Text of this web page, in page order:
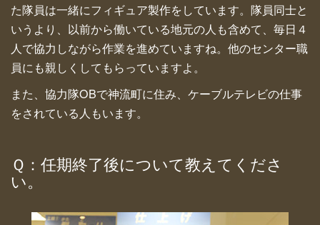
た隊員は一緒にフィギュア製作をしています。隊員同士と
いうより、以前から働いている地元の人も含めて、毎日４
人で協力しながら作業を進めていますね。他のセンター職
員にも親しくしてもらっていますよ。
また、協力隊OBで神流町に住み、ケーブルテレビの仕事
をされている人もいます。
Ｑ：任期終了後について教えてくださ
い。